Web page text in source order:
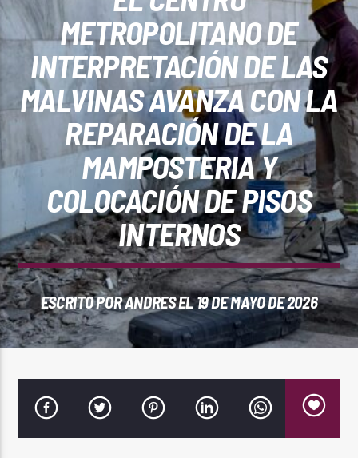
REPRODUCTOR WEB
0:00
PlayFM 95.9
METROPOLITANO DE
INTERPRETACIÓN DE LAS
MALVINAS AVANZA CON LA
REPARACIÓN DE LA
MAMPOSTERIA Y
COLOCACIÓN DE PISOS
INTERNOS
ESCRITO PORANDRESEL 19 DE MAYO DE 2026